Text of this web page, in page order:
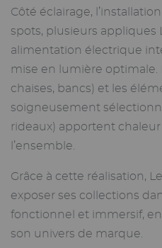
Côté éclairage,
spots, plusieurs appliques
alimentation électrique
mise en lumière optimale.
chaises, bancs) et les
soigneusement
rideaux) apportent
l’ensemble.
Grâce à cette réalisation,
exposer ses collections
fonctionnel et immersif,
son univers de marque.